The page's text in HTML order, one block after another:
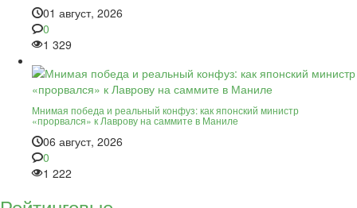
01 август, 2026
0
1 329
Мнимая победа и реальный конфуз: как японский министр
«прорвался» к Лаврову на саммите в Маниле
06 август, 2026
0
1 222